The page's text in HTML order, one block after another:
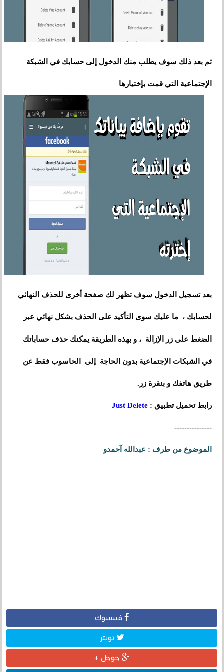
ثم بعد ذلك سوف يطلب منك الدخول إلى حسابك في الشبكة
الإجتماعية التي قمت بإختيارها
بعدتسجيل الدخول سوفتظهر لك صفحة أخرى للحذف النهائي
لحسابك،ما عليك سوى التأكيد على الحذف بشكل نهائي عبر
الضغط على زر الإزالة ،و بهذه الطريقة يمكنك حذف حساباتك
في الشبكات الإجتماعية بدون الحاجة إلى الحاسوب فقط عن
طريق هاتفك و بنقرة زر.
رابط تحميل تطبيق :Just Delete
---------------
الموضوع من طرف : عبدالله آحمدو
فيسبوك
تويتر
جوجل +